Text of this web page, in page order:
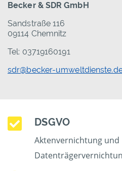
Becker & SDR GmbH
Sandstraße 116
09114 Chemnitz
Tel: 03719160191
sdr@becker-
DSGVO
Aktenvernichtung und